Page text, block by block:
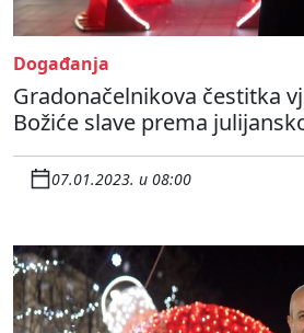
Događanja
Gradonačelnikova čestitka
Božiće slave prema
07.01.2023. u 08:00